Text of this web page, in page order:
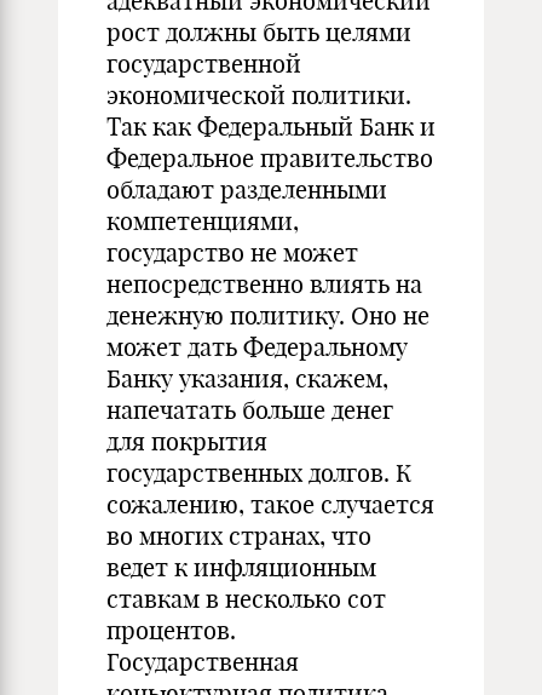
рост должны быть целями
государственной
экономической политики.
Так как Федеральный Банк и
Федеральное правительство
обладают разделенными
компетенциями,
государство не может
непосредственно влиять на
денежную политику. Оно не
может дать Федеральному
Банку указания, скажем,
напечатать больше денег
для покрытия
государственных долгов. К
сожалению, такое случается
во многих странах, что
ведет к инфляционным
ставкам в несколько сот
процентов.
Государственная